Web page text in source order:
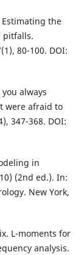
Estimating the
pitfalls.
80-100. DOI:
always
were afraid to
347-368. DOI:
in
(2nd ed.). In:
New York,
L-moments for
analysis.